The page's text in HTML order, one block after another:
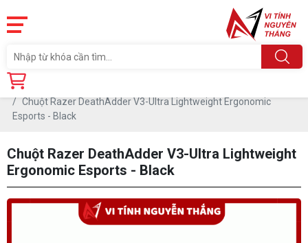
Trang chủ
Chuột Razer DeathAdder V3-Ultra Lightweight Ergonomic
Esports - Black
Chuột Razer DeathAdder V3-Ultra Lightweight
Ergonomic Esports - Black